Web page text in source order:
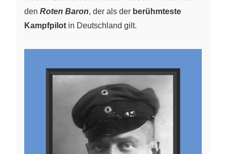
den Roten Baron, der als der berühmteste
Kampfpilot in Deutschland gilt.